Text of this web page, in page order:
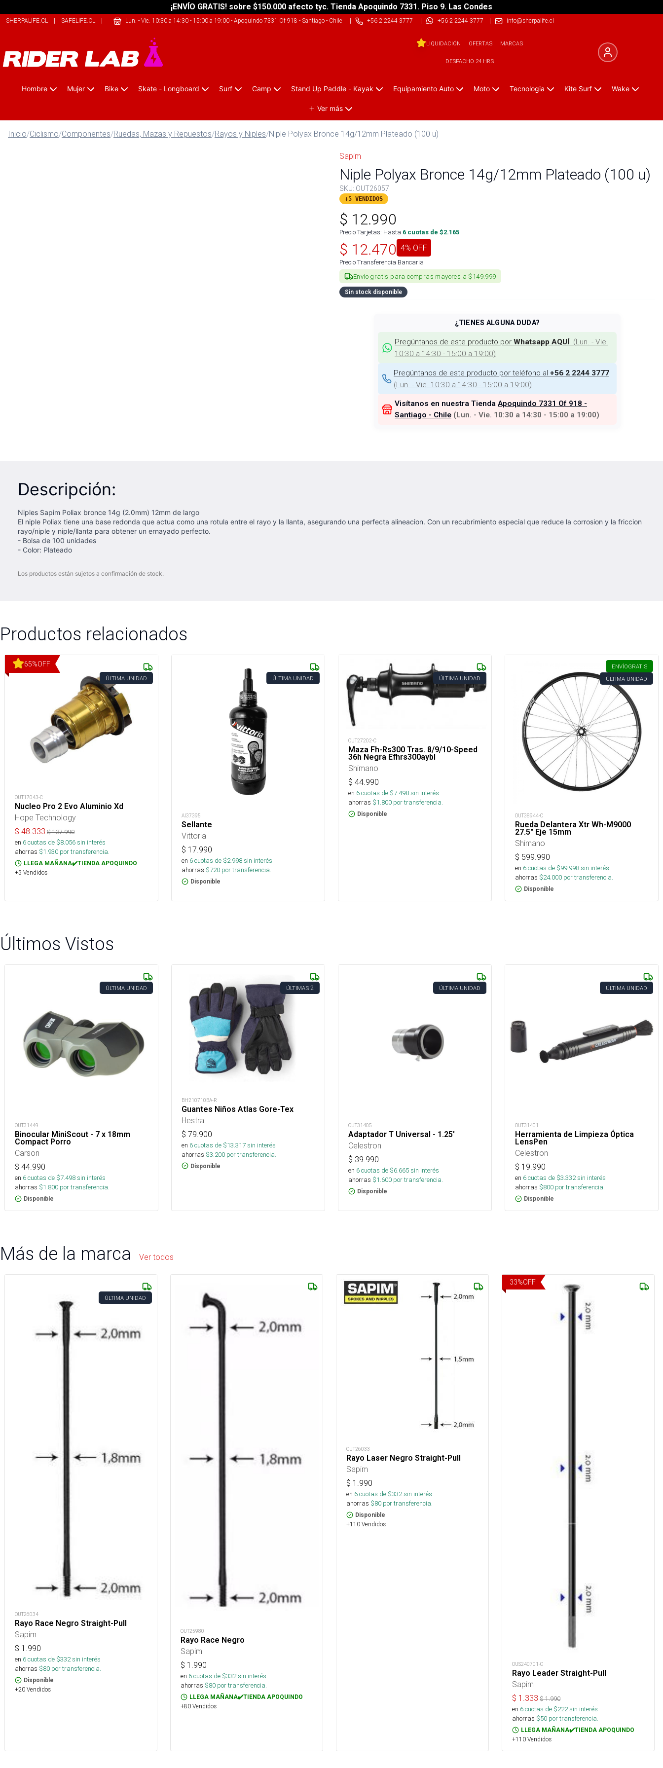
¡ENVÍO GRATIS! sobre $150.000 afecto tyc. Tienda Apoquindo 7331. Piso 9. Las Condes
SHERPALIFE.CL | SAFELIFE.CL | THEARMY.CL
Lun. - Vie. 10:30 a 14:30 - 15:00 a 19:00- Apoquindo 7331 Of 918 - Santiago - Chile| +56 2 2244 3777 | +56 2 2244 3777 | info@sherpalife.cl
LIQUIDACIÓN OFERTAS MARCAS
DESPACHO 24 HRS
Hombre Mujer Bike Skate - Longboard Surf Camp Stand Up Paddle - Kayak Equipamiento Auto Moto Tecnologia Kite Surf Wake
Ver más
Inicio/Ciclismo/Componentes/Ruedas, Mazas y Repuestos/Rayos y Niples/Niple Polyax Bronce 14g/12mm Plateado (100 u)
Sapim
Niple Polyax Bronce 14g/12mm Plateado (100 u)
SKU: OUT26057
+5 VENDIDOS
$ 12.990
Precio Tarjetas: Hasta 6 cuotas de $2.165
$ 12.470 4% OFF
Precio Transferencia Bancaria
Envío gratis para compras mayores a $149.999
Sin stock disponible
¿TIENES ALGUNA DUDA?
Pregúntanos de este producto por Whatsapp AQUÍ (Lun. - Vie.
10:30 a 14:30 - 15:00 a 19:00)
Pregúntanos de este producto por teléfono al +56 2 2244 3777
(Lun. - Vie. 10:30 a 14:30 - 15:00 a 19:00)
Visítanos en nuestra Tienda Apoquindo 7331 Of 918 -
Santiago - Chile (Lun. - Vie. 10:30 a 14:30 - 15:00 a 19:00)
Descripción:
Niples Sapim Poliax bronce 14g (2.0mm) 12mm de largo
El niple Poliax tiene una base redonda que actua como una rotula entre el rayo y la llanta, asegurando una perfecta alineacion. Con un recubrimiento especial que reduce la corrosion y la friccion
rayo/niple y niple/llanta para obtener un ernayado perfecto.
- Bolsa de 100 unidades
- Color: Plateado
Los productos están sujetos a confirmación de stock.
Productos relacionados
65%OFF
ÚLTIMA UNIDAD
OUT17043-C
Nucleo Pro 2 Evo Aluminio Xd
Hope Technology
$ 48.333 $137.990
en 6cuotas de $8.056sin interés
ahorras $1.930 por transferencia.
LLEGA MAÑANA✔️TIENDA APOQUINDO
+5 Vendidos
ÚLTIMA UNIDAD
AI37395
Sellante
Vittoria
$ 17.990
en 6cuotas de $2.998sin interés
ahorras $720 por transferencia.
Disponible
ÚLTIMA UNIDAD
OUT27202-C
Maza Fh-Rs300 Tras. 8/9/10-Speed
36h Negra Efhrs300aybl
Shimano
$ 44.990
en 6cuotas de $7.498sin interés
ahorras $1.800 por transferencia.
Disponible
ENVÍOGRATIS
ÚLTIMA UNIDAD
OUT38944-C
Rueda Delantera Xtr Wh-M9000
27.5" Eje 15mm
Shimano
$ 599.990
en 6cuotas de $99.998sin interés
ahorras $24.000 por transferencia.
Disponible
Últimos Vistos
ÚLTIMA UNIDAD
OUT31449
Binocular MiniScout - 7 x 18mm
Compact Porro
Carson
$ 44.990
en 6cuotas de $7.498sin interés
ahorras $1.800 por transferencia.
Disponible
ÚLTIMAS 2
BH210710BA-R
Guantes Niños Atlas Gore-Tex
Hestra
$ 79.900
en 6cuotas de $13.317sin interés
ahorras $3.200 por transferencia.
Disponible
ÚLTIMA UNIDAD
OUT31405
Adaptador T Universal - 1.25'
Celestron
$ 39.990
en 6cuotas de $6.665sin interés
ahorras $1.600 por transferencia.
Disponible
ÚLTIMA UNIDAD
OUT31401
Herramienta de Limpieza Óptica
LensPen
Celestron
$ 19.990
en 6cuotas de $3.332sin interés
ahorras $800 por transferencia.
Disponible
Más de la marca Ver todos
ÚLTIMA UNIDAD
OUT26034
Rayo Race Negro Straight-Pull
Sapim
$ 1.990
en 6cuotas de $332sin interés
ahorras $80 por transferencia.
Disponible
+20 Vendidos
OUT25980
Rayo Race Negro
Sapim
$ 1.990
en 6cuotas de $332sin interés
ahorras $80 por transferencia.
LLEGA MAÑANA✔️TIENDA APOQUINDO
+80 Vendidos
OUT26033
Rayo Laser Negro Straight-Pull
Sapim
$ 1.990
en 6cuotas de $332sin interés
ahorras $80 por transferencia.
Disponible
+110 Vendidos
33%OFF
OUS240701-C
Rayo Leader Straight-Pull
Sapim
$ 1.333 $1.990
en 6cuotas de $222sin interés
ahorras $50 por transferencia.
LLEGA MAÑANA✔️TIENDA APOQUINDO
+110 Vendidos